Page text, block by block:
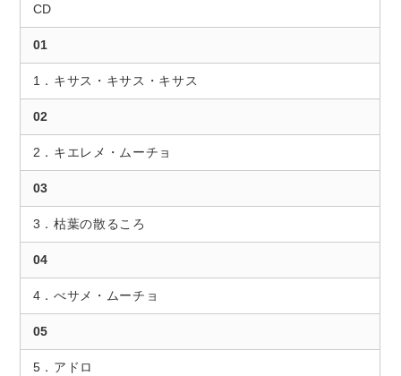
CD
01
1．キサス・キサス・キサス
02
2．キエレメ・ムーチョ
03
3．枯葉の散るころ
04
4．べサメ・ムーチョ
05
5．アドロ